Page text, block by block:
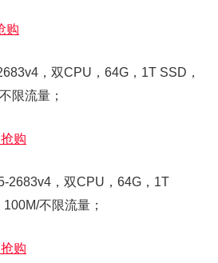
购
，双CPU，64G，1T SSD，
限流量；
购
2683v4，双CPU，64G，1T
不限流量；
购